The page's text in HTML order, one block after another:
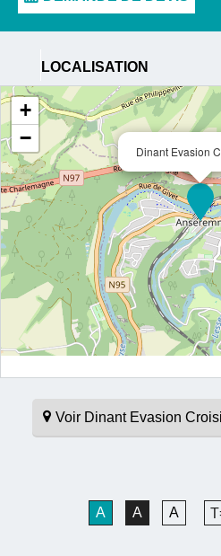
LOCALISATION
Dinant Evasion
+
−
Voir Dinant Evasion
A A A